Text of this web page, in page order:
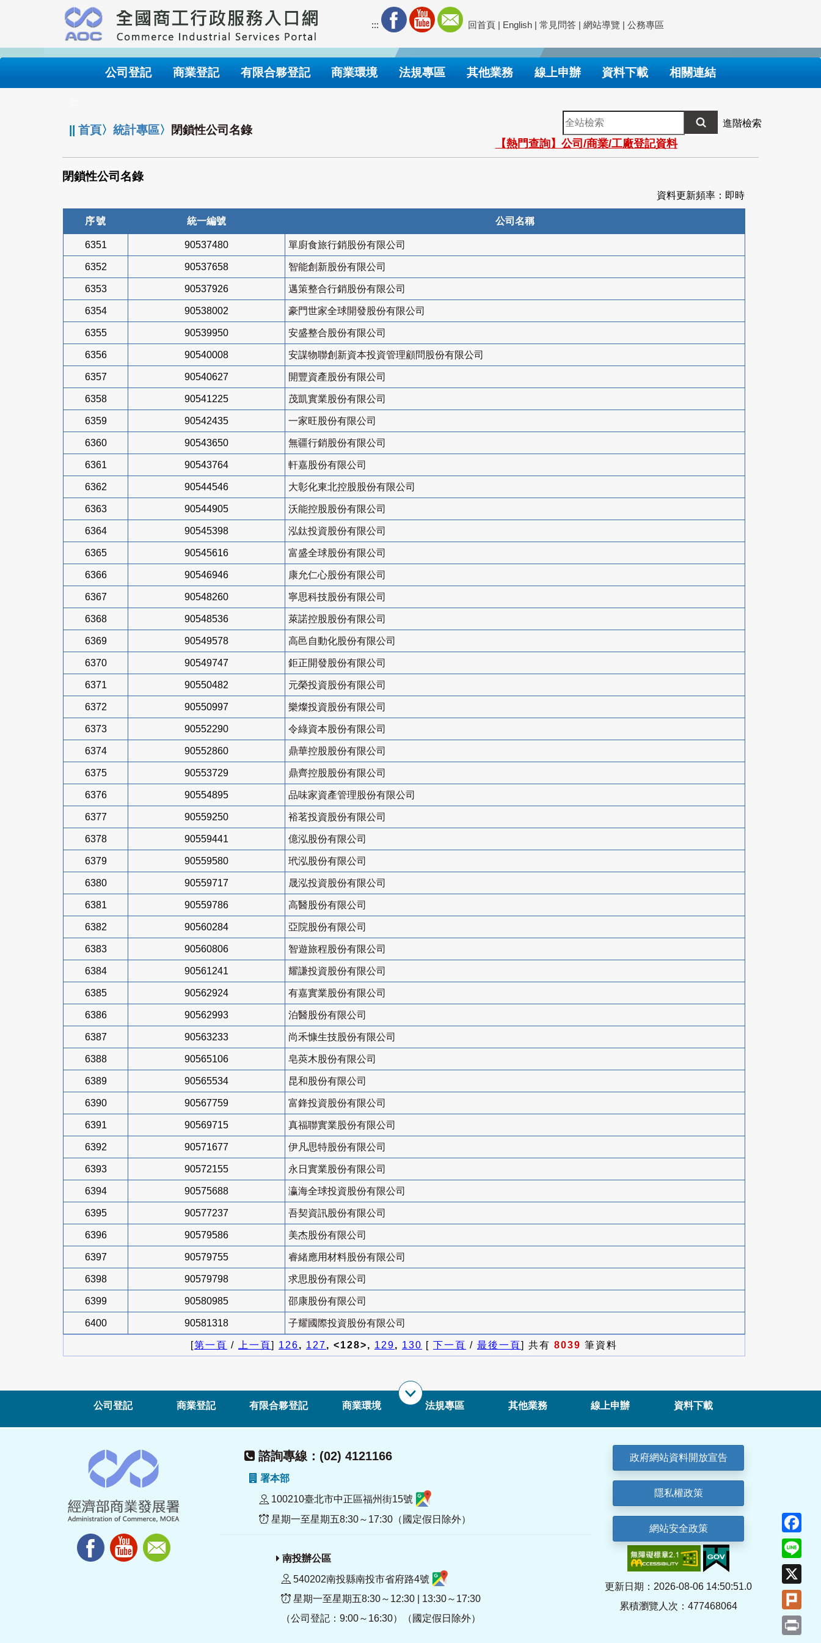
要
內
::: 回首頁 | English | 常見問答 | 網站導覽 | 公務專區
公司登記 商業登記 有限合夥登記 商業環境 法規專區 其他業務 線上申辦 資料下載 相關連結
||首頁〉統計專區〉 閉鎖性公司名錄
全
站
檢
索
進階檢索
【熱門查詢】公司/商業/工廠登記資料
閉鎖性公司名錄
資料更新頻率：即時
序號 統一編號 公司名稱
6351 90537480 單廚食旅行銷股份有限公司
6352 90537658 智能創新股份有限公司
6353 90537926 邁策整合行銷股份有限公司
6354 90538002 豪門世家全球開發股份有限公司
6355 90539950 安盛整合股份有限公司
6356 90540008 安謀物聯創新資本投資管理顧問股份有限公司
6357 90540627 開豐資產股份有限公司
6358 90541225 茂凱實業股份有限公司
6359 90542435 一家旺股份有限公司
6360 90543650 無疆行銷股份有限公司
6361 90543764 軒嘉股份有限公司
6362 90544546 大彰化東北控股股份有限公司
6363 90544905 沃能控股股份有限公司
6364 90545398 泓鈦投資股份有限公司
6365 90545616 富盛全球股份有限公司
6366 90546946 康允仁心股份有限公司
6367 90548260 寧思科技股份有限公司
6368 90548536 萊諾控股股份有限公司
6369 90549578 高邑自動化股份有限公司
6370 90549747 鉅正開發股份有限公司
6371 90550482 元榮投資股份有限公司
6372 90550997 樂燦投資股份有限公司
6373 90552290 令綠資本股份有限公司
6374 90552860 鼎華控股股份有限公司
6375 90553729 鼎齊控股股份有限公司
6376 90554895 品味家資產管理股份有限公司
6377 90559250 裕茗投資股份有限公司
6378 90559441 億泓股份有限公司
6379 90559580 玳泓股份有限公司
6380 90559717 晟泓投資股份有限公司
6381 90559786 高醫股份有限公司
6382 90560284 亞院股份有限公司
6383 90560806 智遊旅程股份有限公司
6384 90561241 耀謙投資股份有限公司
6385 90562924 有嘉實業股份有限公司
6386 90562993 泊醫股份有限公司
6387 90563233 尚禾慷生技股份有限公司
6388 90565106 皂莢木股份有限公司
6389 90565534 昆和股份有限公司
6390 90567759 富鋒投資股份有限公司
6391 90569715 真福聯實業股份有限公司
6392 90571677 伊凡思特股份有限公司
6393 90572155 永日實業股份有限公司
6394 90575688 瀛海全球投資股份有限公司
6395 90577237 吾契資訊股份有限公司
6396 90579586 美杰股份有限公司
6397 90579755 睿緒應用材料股份有限公司
6398 90579798 求思股份有限公司
6399 90580985 邵康股份有限公司
6400 90581318 子耀國際投資股份有限公司
[第一頁 / 上一頁] 126, 127, <128>, 129, 130 [ 下一頁 / 最後一頁] 共有 8039 筆資料
公司登記 商業登記 有限合夥登記 商業環境 法規專區 其他業務 線上申辦 資料下載
諮詢專線：(02) 4121166
署本部
100210臺北市中正區福州街15號
星期一至星期五8:30～17:30（國定假日除外）
南投辦公區
540202南投縣南投市省府路4號
星期一至星期五8:30～12:30 | 13:30～17:30
（公司登記：9:00～16:30）（國定假日除外）
政府網站資料開放宣告
隱私權政策
網站安全政策
更新日期：2026-08-06 14:50:51.0
累積瀏覽人次：477468064